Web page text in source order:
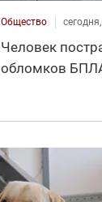
Общество
Человек
обломков